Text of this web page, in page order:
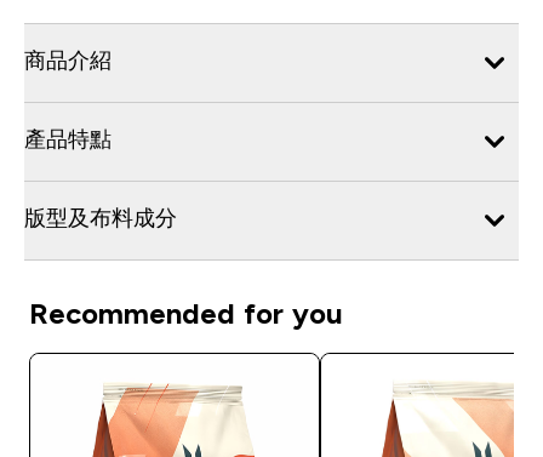
商品介紹
產品特點
版型及布料成分
Recommended for you